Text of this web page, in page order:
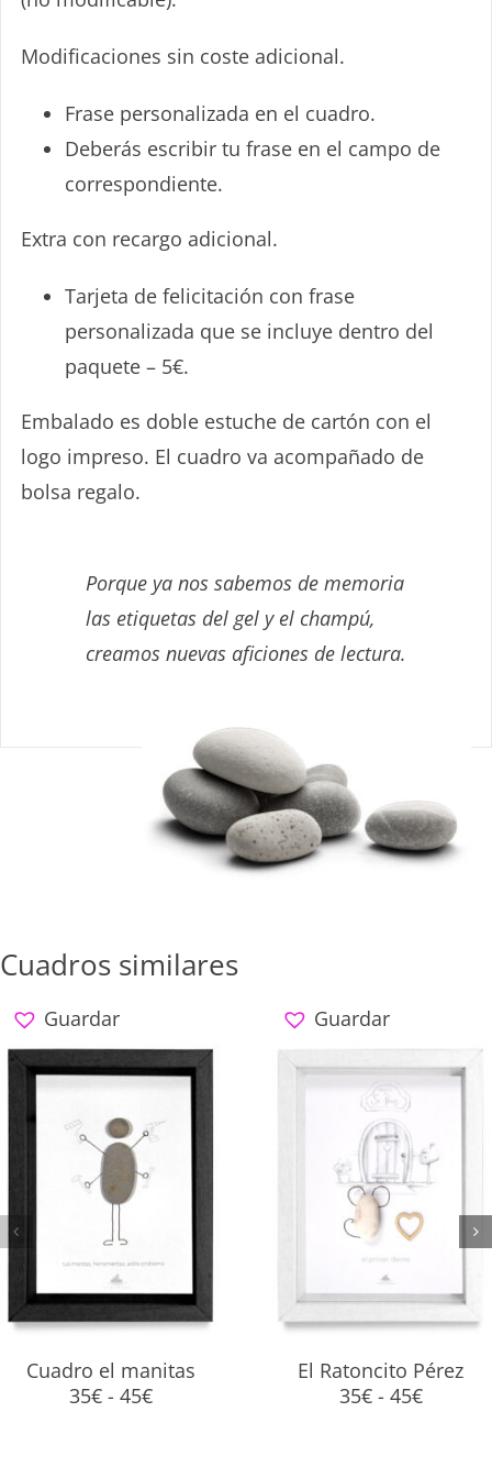
Modificaciones sin coste adicional.
Frase personalizada en el cuadro.
Deberás escribir tu frase en el campo de
correspondiente.
Extra con recargo adicional.
Tarjeta de felicitación con frase
personalizada que se incluye dentro del
paquete – 5€.
Embalado es doble estuche de cartón con el
logo impreso. El cuadro va acompañado de
bolsa regalo.
Porque ya nos sabemos de memoria
las etiquetas del gel y el champú,
creamos nuevas aficiones de lectura.
Cuadros similares
Guardar
Cuadro el manitas
35€ - 45€Rango
Guardar
El Ratoncito Pérez
35€ - 45€Rango
TARJETA REGALO